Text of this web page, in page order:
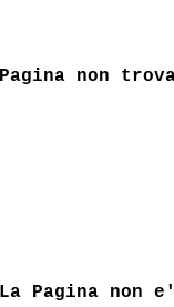
Pagina non
La Pagina non